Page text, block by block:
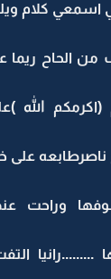
كلام ويله
الحاح ريما
(اكرمكم
ناصرطابعه
وراحت
.........رانيا